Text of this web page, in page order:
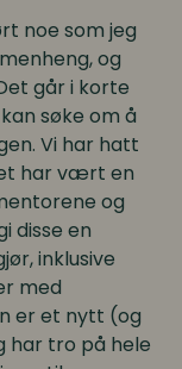
noe som jeg
og
går i korte
søke om å
Vi har hatt
har vært en
og
disse en
inklusive
med
er et nytt (og
har tro på hele